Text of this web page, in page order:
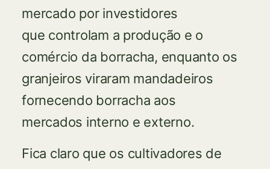
mercado por investidores
que controlam a produção e o
comércio da borracha, enquanto os
granjeiros viraram mandadeiros
fornecendo borracha aos
mercados interno e externo.
Fica claro que os cultivadores de